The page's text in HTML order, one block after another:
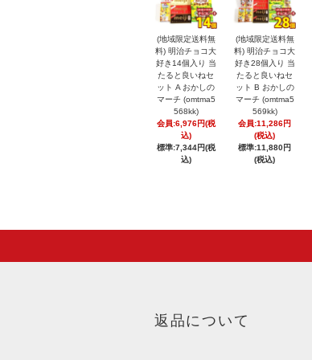
(地域限定送料無
料) 明治チョコ大
好き14個入り 当
たると良いねセ
ット A おかしの
マーチ (omtma5
568kk)
会員:6,976円(税
込)
標準:7,344円(税
込)
(地域限定送料無
料) 明治チョコ大
好き28個入り 当
たると良いねセ
ット B おかしの
マーチ (omtma5
569kk)
会員:11,286円
(税込)
標準:11,880円
(税込)
返品について